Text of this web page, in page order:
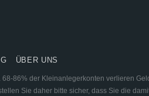
ÜBER UNS
86% der Kleinanlegerkonten verlieren
Sie daher bitte sicher, dass Sie die